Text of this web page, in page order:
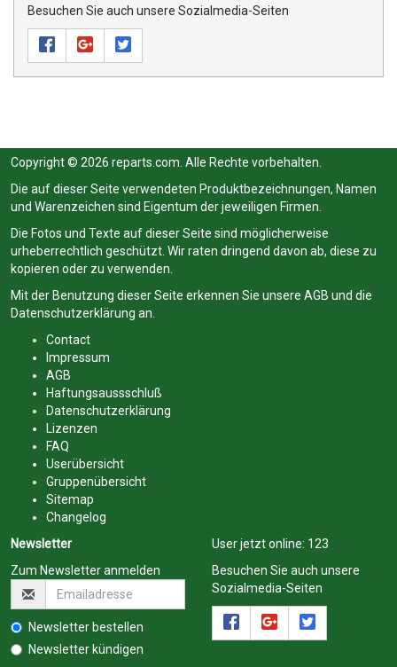
Besuchen Sie auch unsere Sozialmedia-Seiten
Copyright © 2026 reparts.com. Alle Rechte vorbehalten.
Die auf dieser Seite verwendeten Produktbezeichnungen, Namen
und Warenzeichen sind Eigentum der jeweiligen Firmen.
Die Fotos und Texte auf dieser Seite sind möglicherweise
urheberrechtlich geschützt. Wir raten dringend davon ab, diese zu
kopieren oder zu verwenden.
Mit der Benutzung dieser Seite erkennen Sie unsere AGB und die
Datenschutzerklärung an.
Contact
Impressum
AGB
Haftungsaussschluß
Datenschutzerklärung
Lizenzen
FAQ
Userübersicht
Gruppenübersicht
Sitemap
Changelog
Newsletter
Zum Newsletter anmelden
Newsletter bestellen
Newsletter kündigen
User jetzt online: 123
Besuchen Sie auch unsere
Sozialmedia-Seiten